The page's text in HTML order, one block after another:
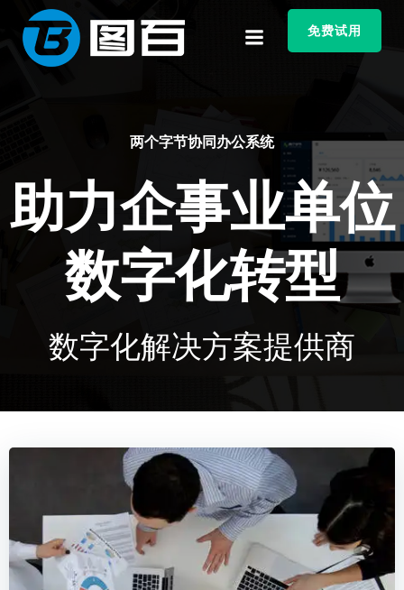
免费试用
两个字节协同办公系统
助力企事业单位
数字化转型
数字化解决方案提供商